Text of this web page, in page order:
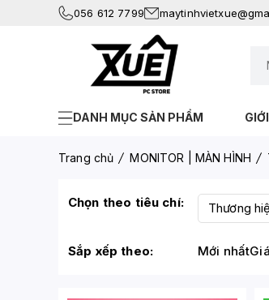
056 612 7799
DANH MỤC SẢN PHẨM
Trang chủ MONITOR | MÀN HÌNH
Chọn theo tiêu chí: Thương
Sắp xếp theo: Mới nhất